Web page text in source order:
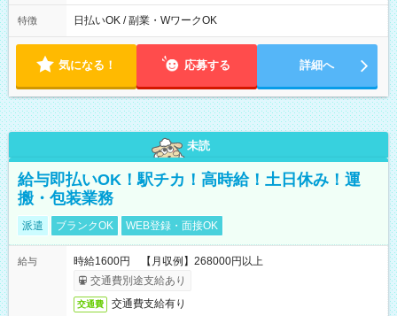
00
特徴 日払いOK / 副業・WワークOK
気になる！ 応募する 詳細へ
未読
給与即払いOK！駅チカ！高時給！土日休み！運
搬・包装業務
派遣 ブランクOK WEB登録・面接OK
給与
時給1600円 【月収例】268000円以上
交通費別途支給あり
交通費 交通費支給有り